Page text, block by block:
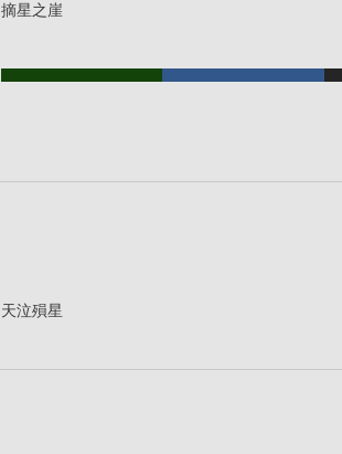
摘星之崖
天泣殞星